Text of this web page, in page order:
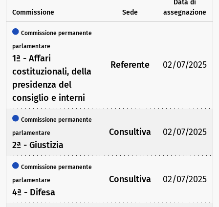
Commissione Sede
Data di
assegnazione
Commissione permanente
parlamentare
1ª - Affari
costituzionali, della
presidenza del
consiglio e interni
Referente 02/07/2025
Commissione permanente
parlamentare
2ª - Giustizia
Consultiva 02/07/2025
Commissione permanente
parlamentare
4ª - Difesa
Consultiva 02/07/2025